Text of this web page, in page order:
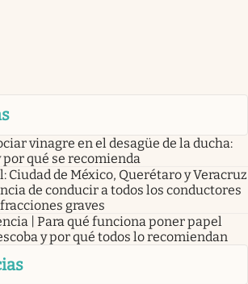
vinagre en el desagüe de la ducha:
por qué se recomienda
Ciudad de México, Querétaro y Veracruz
de conducir a todos los conductores
graves
| Para qué funciona poner papel
y por qué todos lo recomiendan